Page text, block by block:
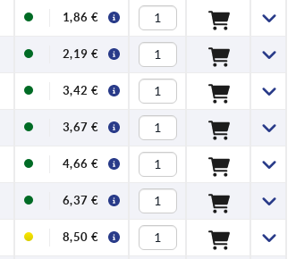
1,86 €
2,19 €
3,42 €
3,67 €
4,66 €
6,37 €
8,50 €